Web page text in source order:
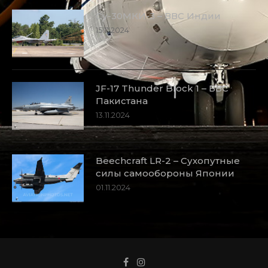
Су-30МКИ-3 – ВВС Индии
15.11.2024
JF-17 Thunder Block 1 – ВВС
Пакистана
13.11.2024
Beechcraft LR-2 – Сухопутные
силы самообороны Японии
01.11.2024